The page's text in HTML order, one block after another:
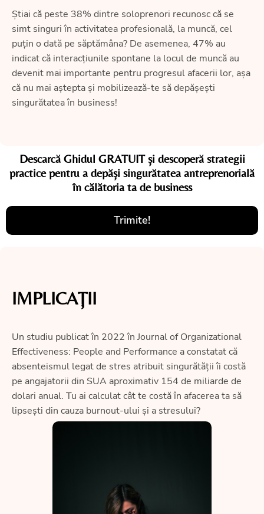
Știai că peste 38% dintre soloprenori recunosc că se
simt singuri în activitatea profesională, la muncă, cel
puțin o dată pe săptămâna? De asemenea, 47% au
indicat că interacțiunile spontane la locul de muncă au
devenit mai importante pentru progresul afacerii lor, așa
că nu mai aștepta și mobilizează-te să depășești
singurătatea în business!
Descarcă Ghidul GRATUIT și descoperă strategii
practice pentru a depăși singurătatea antreprenorială
în călătoria ta de business
Trimite!
IMPLICAȚII
Un studiu publicat în 2022 în Journal of Organizational
Effectiveness: People and Performance a constatat că
absenteismul legat de stres atribuit singurătății îi costă
pe angajatorii din SUA aproximativ 154 de miliarde de
dolari anual. Tu ai calculat cât te costă în afacerea ta să
lipsești din cauza burnout-ului și a stresului?